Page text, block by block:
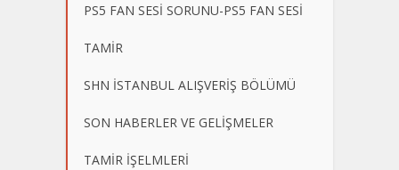
PS5 FAN SESİ SORUNU-PS5 FAN SESİ
TAMİR
SHN İSTANBUL ALIŞVERİŞ BÖLÜMÜ
SON HABERLER VE GELİŞMELER
TAMİR İŞELMLERİ